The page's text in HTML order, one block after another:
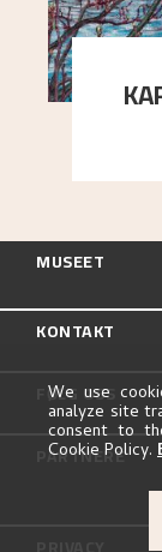
Utforsk
MUSEET
KONTAKT
FØLG OSS
PARTNERE
We use
analyze site
consent to
Cookie Policy.